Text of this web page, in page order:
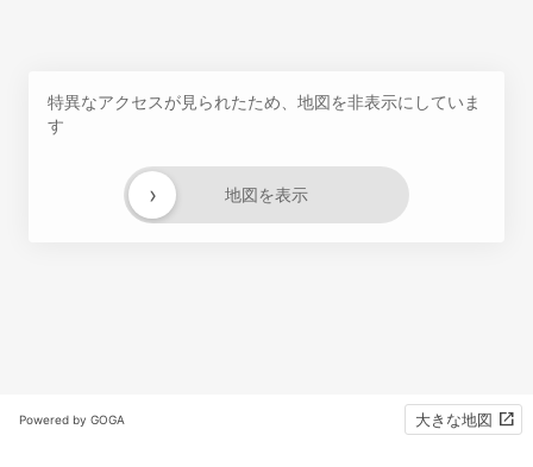
特異なアクセスが見られたため、地図を非表示にしていま
す
地図を表示
›
Powered by GOGA 大きな地図